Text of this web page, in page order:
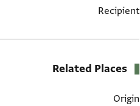
Recipient
Related Places
Origin